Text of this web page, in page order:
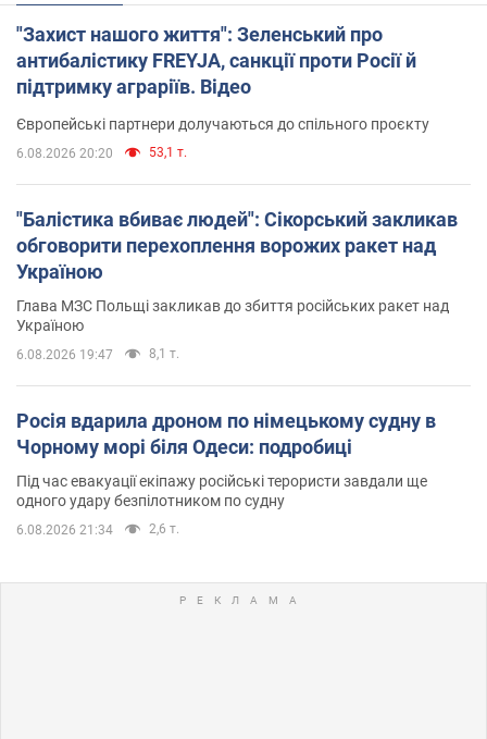
"Захист нашого життя": Зеленський про
антибалістику FREYJA, санкції проти Росії й
підтримку аграріїв. Відео
Європейські партнери долучаються до спільного проєкту
6.08.2026 20:20 53,1 т.
"Балістика вбиває людей": Сікорський закликав
обговорити перехоплення ворожих ракет над
Україною
Глава МЗС Польщі закликав до збиття російських ракет над
Україною
6.08.2026 19:47 8,1 т.
Росія вдарила дроном по німецькому судну в
Чорному морі біля Одеси: подробиці
Під час евакуації екіпажу російські терористи завдали ще
одного удару безпілотником по судну
6.08.2026 21:34 2,6 т.